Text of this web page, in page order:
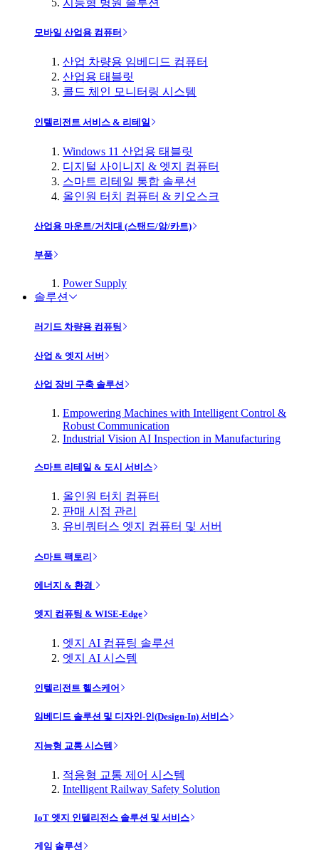
지능형 병원 솔루션
모바일 산업용 컴퓨터
산업 차량용 임베디드 컴퓨터
산업용 태블릿
콜드 체인 모니터링 시스템
인텔리전트 서비스 & 리테일
Windows 11 산업용 태블릿
디지털 사이니지 & 엣지 컴퓨터
스마트 리테일 통합 솔루션
올인원 터치 컴퓨터 & 키오스크
산업용 마운트/거치대 (스탠드/암/카트)
부품
Power Supply
솔루션
러기드 차량용 컴퓨팅
산업 & 엣지 서버
산업 장비 구축 솔루션
Empowering Machines with Intelligent Control &
Robust Communication
Industrial Vision AI Inspection in Manufacturing
스마트 리테일 & 도시 서비스
올인원 터치 컴퓨터
판매 시점 관리
유비쿼터스 엣지 컴퓨터 및 서버
스마트 팩토리
에너지 & 환경
엣지 컴퓨팅 & WISE-Edge
엣지 AI 컴퓨팅 솔루션
엣지 AI 시스템
인텔리전트 헬스케어
임베디드 솔루션 및 디자인-인(Design-In) 서비스
지능형 교통 시스템
적응형 교통 제어 시스템
Intelligent Railway Safety Solution
IoT 엣지 인텔리전스 솔루션 및 서비스
게임 솔루션